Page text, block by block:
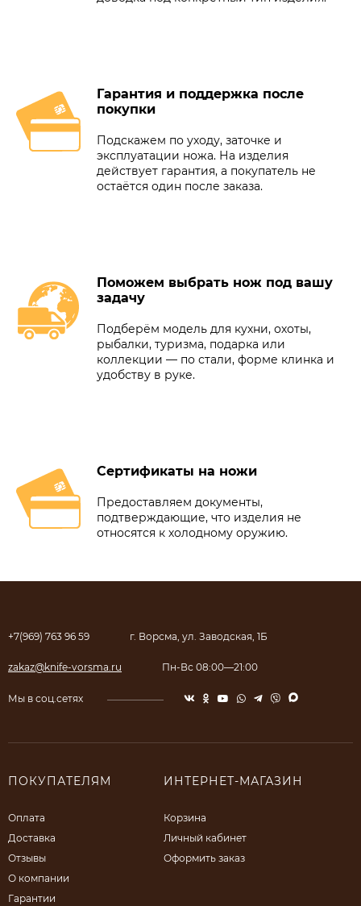
Гарантия и поддержка после
покупки
Подскажем по уходу, заточке и
эксплуатации ножа. На изделия
действует гарантия, а покупатель не
остаётся один после заказа.
Поможем выбрать нож под вашу
задачу
Подберём модель для кухни, охоты,
рыбалки, туризма, подарка или
коллекции — по стали, форме клинка и
удобству в руке.
Сертификаты на ножи
Предоставляем документы,
подтверждающие, что изделия не
относятся к холодному оружию.
+7(969) 763 96 59 г. Ворсма, ул. Заводская, 1Б
zakaz@knife-vorsma.ru Пн-Вс 08:00—21:00
Мы в соц.сетях
ПОКУПАТЕЛЯМ
Оплата
Доставка
Отзывы
О компании
Гарантии
ИНТЕРНЕТ-МАГАЗИН
Корзина
Личный кабинет
Оформить заказ